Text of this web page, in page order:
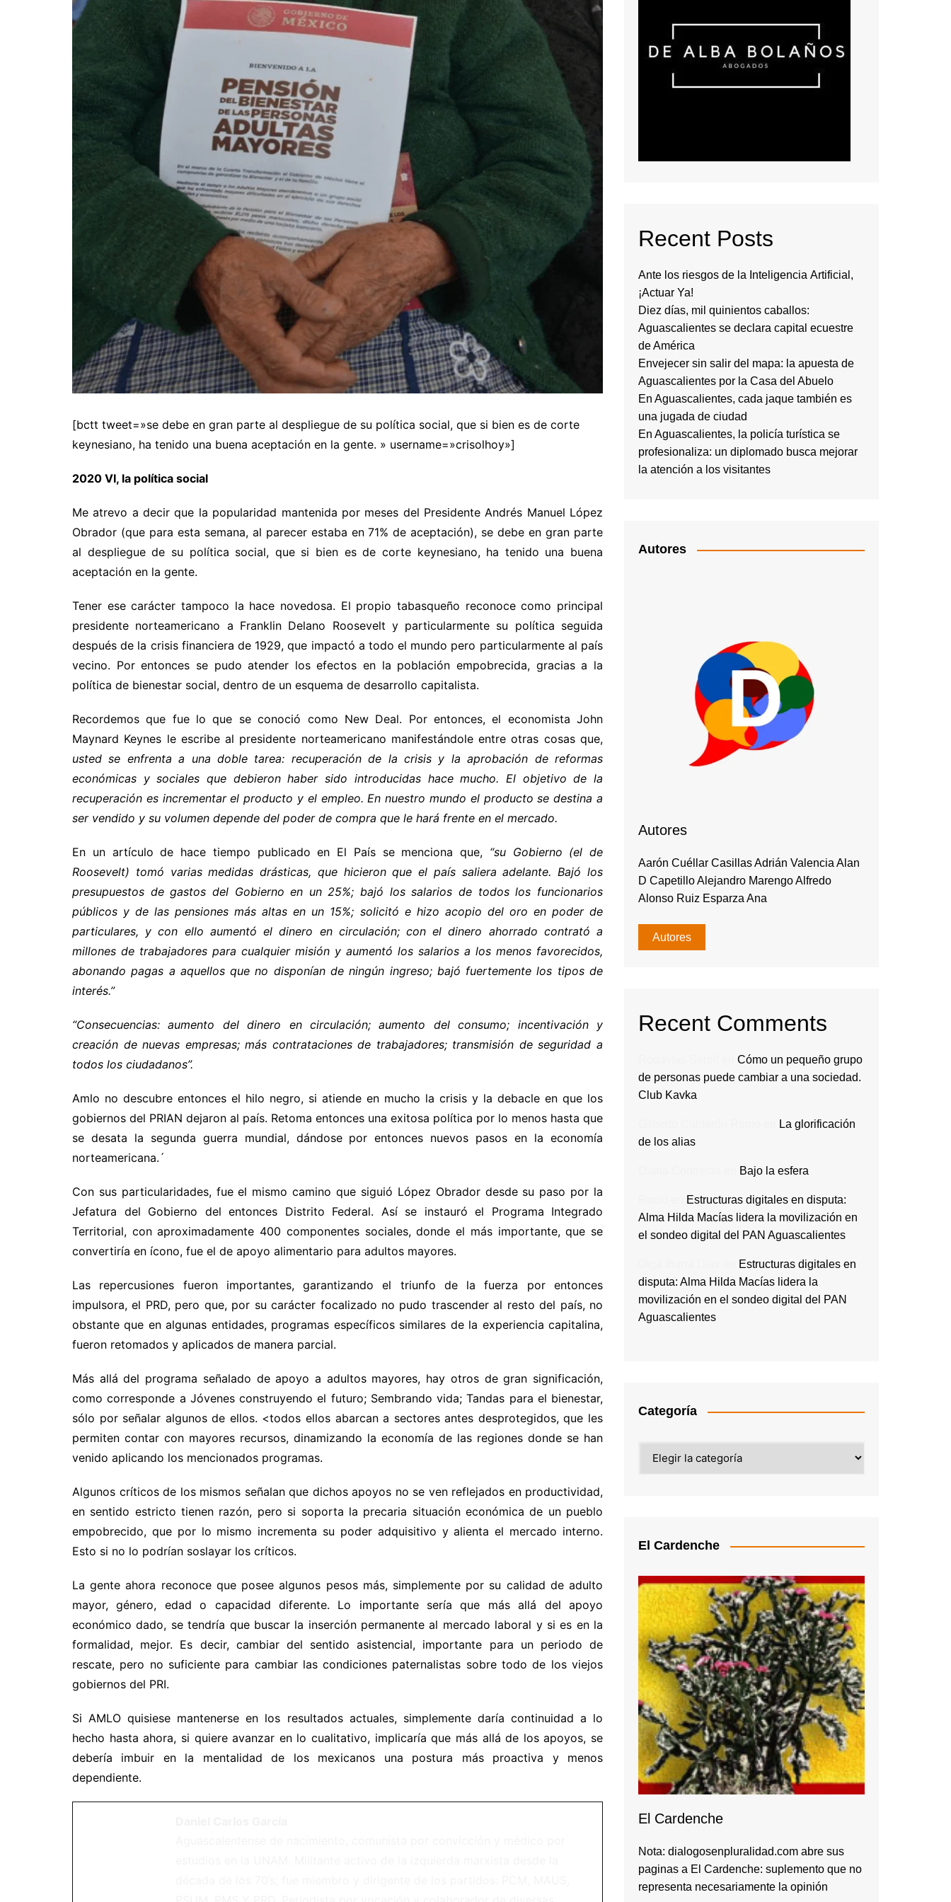
[bctt tweet=»se debe en gran parte al despliegue de su política social, que si bien es de corte
keynesiano, ha tenido una buena aceptación en la gente. » username=»crisolhoy»]
2020 VI, la política social
Me atrevo a decir que la popularidad mantenida por meses del Presidente Andrés Manuel López
Obrador (que para esta semana, al parecer estaba en 71% de aceptación), se debe en gran parte
al despliegue de su política social, que si bien es de corte keynesiano, ha tenido una buena
aceptación en la gente.
Tener ese carácter tampoco la hace novedosa. El propio tabasqueño reconoce como principal
presidente norteamericano a Franklin Delano Roosevelt y particularmente su política seguida
después de la crisis financiera de 1929, que impactó a todo el mundo pero particularmente al país
vecino. Por entonces se pudo atender los efectos en la población empobrecida, gracias a la
política de bienestar social, dentro de un esquema de desarrollo capitalista.
Recordemos que fue lo que se conoció como New Deal. Por entonces, el economista John
Maynard Keynes le escribe al presidente norteamericano manifestándole entre otras cosas que,
usted se enfrenta a una doble tarea: recuperación de la crisis y la aprobación de reformas
económicas y sociales que debieron haber sido introducidas hace mucho. El objetivo de la
recuperación es incrementar el producto y el empleo. En nuestro mundo el producto se destina a
ser vendido y su volumen depende del poder de compra que le hará frente en el mercado.
En un artículo de hace tiempo publicado en El País se menciona que, “su Gobierno (el de
Roosevelt) tomó varias medidas drásticas, que hicieron que el país saliera adelante. Bajó los
presupuestos de gastos del Gobierno en un 25%; bajó los salarios de todos los funcionarios
públicos y de las pensiones más altas en un 15%; solicitó e hizo acopio del oro en poder de
particulares, y con ello aumentó el dinero en circulación; con el dinero ahorrado contrató a
millones de trabajadores para cualquier misión y aumentó los salarios a los menos favorecidos,
abonando pagas a aquellos que no disponían de ningún ingreso; bajó fuertemente los tipos de
interés.”
“Consecuencias: aumento del dinero en circulación; aumento del consumo; incentivación y
creación de nuevas empresas; más contrataciones de trabajadores; transmisión de seguridad a
todos los ciudadanos”.
Amlo no descubre entonces el hilo negro, si atiende en mucho la crisis y la debacle en que los
gobiernos del PRIAN dejaron al país. Retoma entonces una exitosa política por lo menos hasta que
se desata la segunda guerra mundial, dándose por entonces nuevos pasos en la economía
norteamericana.´
Con sus particularidades, fue el mismo camino que siguió López Obrador desde su paso por la
Jefatura del Gobierno del entonces Distrito Federal. Así se instauró el Programa Integrado
Territorial, con aproximadamente 400 componentes sociales, donde el más importante, que se
convertiría en ícono, fue el de apoyo alimentario para adultos mayores.
Las repercusiones fueron importantes, garantizando el triunfo de la fuerza por entonces
impulsora, el PRD, pero que, por su carácter focalizado no pudo trascender al resto del país, no
obstante que en algunas entidades, programas específicos similares de la experiencia capitalina,
fueron retomados y aplicados de manera parcial.
Más allá del programa señalado de apoyo a adultos mayores, hay otros de gran significación,
como corresponde a Jóvenes construyendo el futuro; Sembrando vida; Tandas para el bienestar,
sólo por señalar algunos de ellos. <todos ellos abarcan a sectores antes desprotegidos, que les
permiten contar con mayores recursos, dinamizando la economía de las regiones donde se han
venido aplicando los mencionados programas.
Algunos críticos de los mismos señalan que dichos apoyos no se ven reflejados en productividad,
en sentido estricto tienen razón, pero si soporta la precaria situación económica de un pueblo
empobrecido, que por lo mismo incrementa su poder adquisitivo y alienta el mercado interno.
Esto si no lo podrían soslayar los críticos.
La gente ahora reconoce que posee algunos pesos más, simplemente por su calidad de adulto
mayor, género, edad o capacidad diferente. Lo importante sería que más allá del apoyo
económico dado, se tendría que buscar la inserción permanente al mercado laboral y si es en la
formalidad, mejor. Es decir, cambiar del sentido asistencial, importante para un periodo de
rescate, pero no suficiente para cambiar las condiciones paternalistas sobre todo de los viejos
gobiernos del PRI.
Si AMLO quisiese mantenerse en los resultados actuales, simplemente daría continuidad a lo
hecho hasta ahora, si quiere avanzar en lo cualitativo, implicaría que más allá de los apoyos, se
debería imbuir en la mentalidad de los mexicanos una postura más proactiva y menos
dependiente.
Recent Posts
Ante los riesgos de la Inteligencia Artificial,
¡Actuar Ya!
Diez días, mil quinientos caballos:
Aguascalientes se declara capital ecuestre
de América
Envejecer sin salir del mapa: la apuesta de
Aguascalientes por la Casa del Abuelo
En Aguascalientes, cada jaque también es
una jugada de ciudad
En Aguascalientes, la policía turística se
profesionaliza: un diplomado busca mejorar
la atención a los visitantes
Autores
Autores
Aarón Cuéllar Casillas Adrián Valencia Alan
D Capetillo Alejandro Marengo Alfredo
Alonso Ruiz Esparza Ana
Autores
Recent Comments
Cómo un pequeño grupo
de personas puede cambiar a una sociedad.
Club Kavka
La glorificación
de los alias
Bajo la esfera
Estructuras digitales en disputa:
Alma Hilda Macías lidera la movilización en
el sondeo digital del PAN Aguascalientes
Estructuras digitales en
disputa: Alma Hilda Macías lidera la
movilización en el sondeo digital del PAN
Aguascalientes
Categoría
El Cardenche
El Cardenche
Nota: dialogosenpluralidad.com abre sus
paginas a El Cardenche: suplemento que no
representa necesariamente la opinión